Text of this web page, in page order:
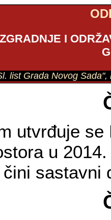
I
list Grada Novog
utvrđuje
u
sastavni